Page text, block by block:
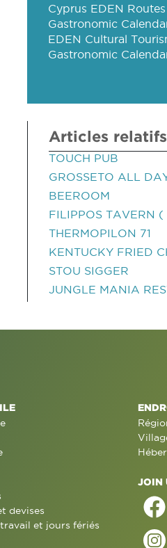
Cyprus EDEN Routes
Gastronomic
EDEN Cultural
Gastronomic
Articles relatifs
TOUCH PUB
GROSSETO ALL
BEEROOM
FILIPPOS TAVERN
THERMOPILON 71
KENTUCKY FRIED
STOU SIGGER
JUNGLE MANIA
devises
et jours fériés
JOIN